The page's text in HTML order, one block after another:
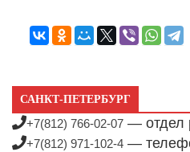
САНКТ-ПЕТЕРБУРГ
+7(812) 766-02-07 — отдел
+7(812) 971-102-4 —